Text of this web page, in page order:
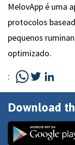
MelovApp é uma
protocolos
pequenos
optimizado.
:
Download